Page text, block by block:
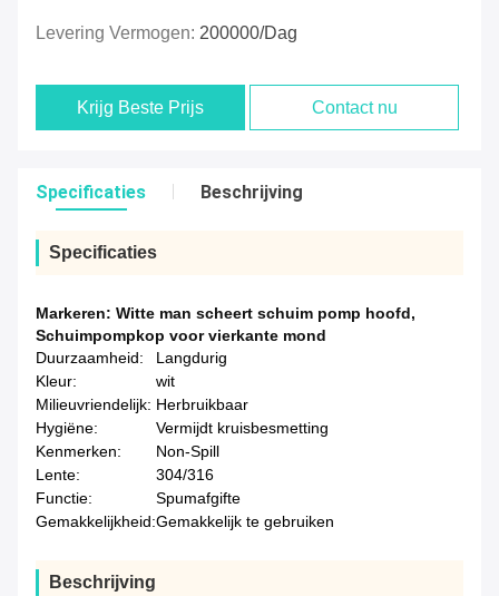
Levering Vermogen: 200000/dag
Krijg Beste Prijs Contact nu
Specificaties Beschrijving
Specificaties
Markeren: Witte man scheert schuim pomp hoofd,
Schuimpompkop voor vierkante mond
Duurzaamheid:
Langdurig
Kleur:
wit
Milieuvriendelijk: Herbruikbaar
Hygiëne:
Vermijdt kruisbesmetting
Kenmerken:
Non-Spill
Lente:
304/316
Functie:
Spumafgifte
Gemakkelijkheid:Gemakkelijk te gebruiken
Beschrijving